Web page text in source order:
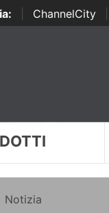
ChannelCity
Notizia